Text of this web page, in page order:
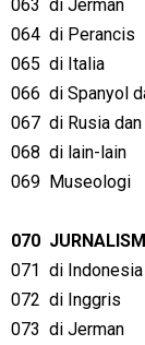
063 di Jerman
064 di Perancis
065 di Italia
066 di Spanyol
067 di Rusia
068 di lain-lain
069 Museologi
070
071 di Indonesia
072 di Inggris
073 di Jerman